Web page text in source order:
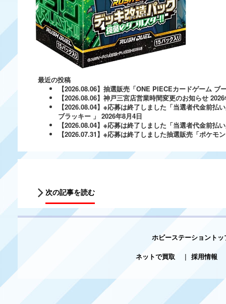
最近の投稿
【2026.08.06】抽選販売「ONE PIECEカードゲーム ブ
【2026.08.06】神戸三宮店営業時間変更のお知らせ
【2026.08.04】※応募は終了しました「当選者代金前
ブラッキー 」 2026年8月4日
【2026.08.04】※応募は終了しました「当選者代金前
【2026.07.31】※応募は終了しました抽選販売「ポケ
次の記事を読む
ホビーステーショントッ
ネットで買取
| 採用情報